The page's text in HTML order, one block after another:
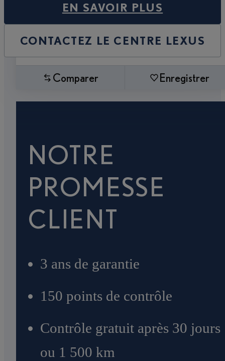
EN SAVOIR PLUS
CONTACTEZ LE CENTRE LEXUS
Comparer Enregistrer
NOTRE
PROMESSE
CLIENT
3 ans de garantie
150 points de contrôle
Contrôle gratuit après 30 jours
ou 1 500 km